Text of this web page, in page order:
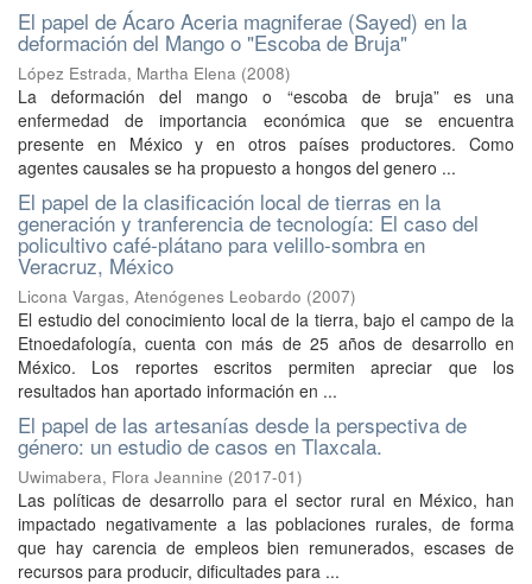
El papel de Ácaro Aceria magniferae (Sayed) en la
deformación del Mango o "Escoba de Bruja"
López Estrada, Martha Elena (2008)
La deformación del mango o “escoba de bruja” es una
enfermedad de importancia económica que se encuentra
presente en México y en otros países productores. Como
agentes causales se ha propuesto a hongos del genero ...
El papel de la clasificación local de tierras en la
generación y tranferencia de tecnología: El caso del
policultivo café-plátano para velillo-sombra en
Veracruz, México
Licona Vargas, Atenógenes Leobardo (2007)
El estudio del conocimiento local de la tierra, bajo el campo de la
Etnoedafología, cuenta con más de 25 años de desarrollo en
México. Los reportes escritos permiten apreciar que los
resultados han aportado información en ...
El papel de las artesanías desde la perspectiva de
género: un estudio de casos en Tlaxcala.
Uwimabera, Flora Jeannine (2017-01)
Las políticas de desarrollo para el sector rural en México, han
impactado negativamente a las poblaciones rurales, de forma
que hay carencia de empleos bien remunerados, escases de
recursos para producir, dificultades para ...